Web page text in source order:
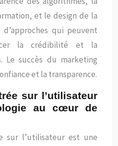
et le design de la
qui peuvent
la crédibilité et la
Le succès du marketing
et la transparence.
sur l’utilisateur
au cœur de
sur l’utilisateur est une